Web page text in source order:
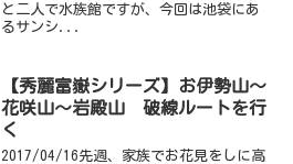
と二人で水族館ですが、今回は池袋にあ
るサンシ...
【秀麗富嶽シリーズ】お伊勢山～
花咲山～岩殿山 破線ルートを行
く
2017/04/16先週、家族でお花見をしに高